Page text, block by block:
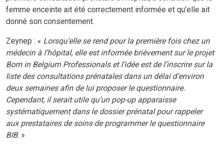
femme enceinte ait été correctement informée et qu’elle ait
donné son consentement.
Zeynep : « Lorsqu’elle se rend pour la première fois chez un
médecin à l’hôpital, elle est informée brièvement sur le projet
Born in Belgium Professionals et l’idée est de l’inscrire sur la
liste des consultations prénatales dans un délai d’environ
deux semaines afin de lui proposer le questionnaire.
Cependant, il serait utile qu’un pop-up apparaisse
systématiquement dans le dossier prénatal pour rappeler
aux prestataires de soins de programmer le questionnaire
BIB. »